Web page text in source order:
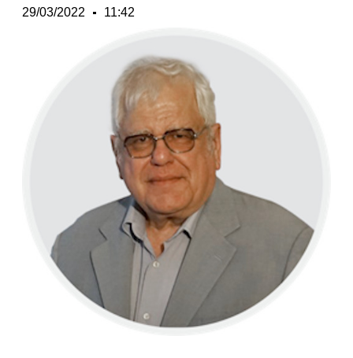
29/03/2022 11:42